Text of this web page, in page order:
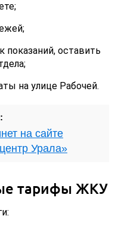
показаний, оставить
на улице Рабочей.
на сайте
Урала»
тарифы ЖКУ